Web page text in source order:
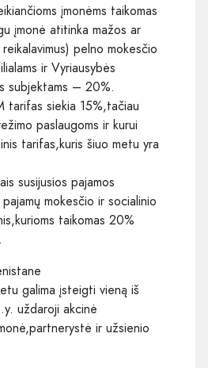
įmonėms taikomas
įmonė atitinka mažos ar
pelno mokesčio
ir Vyriausybės
subjektams – 20%.
tarifas siekia 15%,tačiau
paslaugoms ir kurui
tarifas,kuris šiuo metu yra
susijusios pajamos
mokesčio ir socialinio
taikomas 20%
galima įsteigti vieną iš
uždaroji akcinė
ir užsienio